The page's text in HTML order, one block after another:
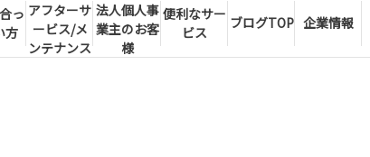
っ
方
アフターサ
ービス/メ
ンテナンス
法人個人事
業主のお客
様
便利なサー
ビス
ブログTOP 企業情報